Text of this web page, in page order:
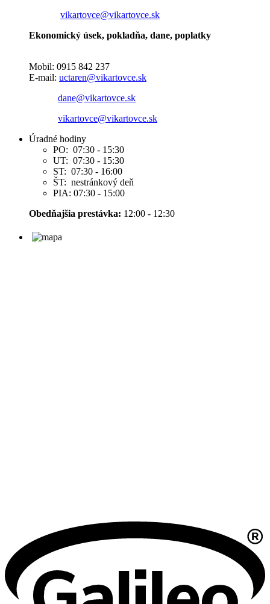
vikartovce@vikartovce.sk
Ekonomický úsek, pokladňa, dane, poplatky
Mobil: 0915 842 237
E-mail: uctaren@vikartovce.sk
dane@vikartovce.sk
vikartovce@vikartovce.sk
Úradné hodiny
PO: 07:30 - 15:30
UT: 07:30 - 15:30
ST: 07:30 - 16:00
ŠT: nestránkový deň
PIA: 07:30 - 15:00
Obedňajšia prestávka: 12:00 - 12:30